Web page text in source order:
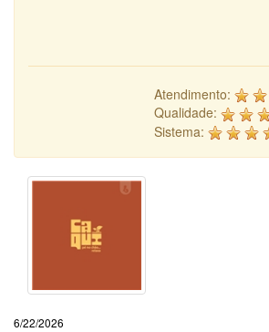
Atendimento:
Qualidade:
Sistema:
6/22/2026